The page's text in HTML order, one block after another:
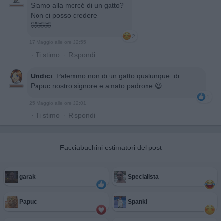
Siamo alla mercé di un gatto?
Non ci posso credere
🤣🤣🤣
2
17 Maggio alle ore 22:55
· Ti stimo · Rispondi
Undici: Palemmo non di un gatto qualunque: di
Papuc nostro signore e amato padrone 😆
1
25 Maggio alle ore 22:01
· Ti stimo · Rispondi
Facciabuchini estimatori del post
garak Specialista
Papuc Spanki